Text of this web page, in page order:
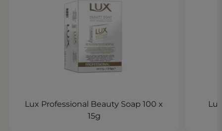
Lux Professional Beauty Soap 100 x
15g